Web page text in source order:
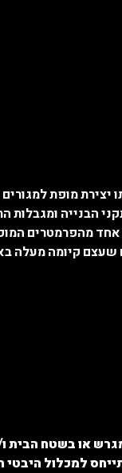
מופת
הבנייה ומגבלות
מהפרמטרים
שעצם קיומה מעלה
או בשטח
למכלול היבטי